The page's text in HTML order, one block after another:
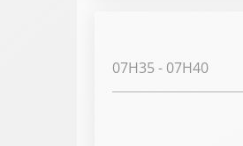
07H35 - 07H40